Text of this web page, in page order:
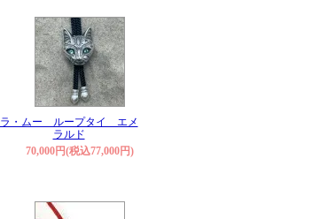
ラ・ムー ループタイ エメ
ラルド
70,000円(税込77,000円)